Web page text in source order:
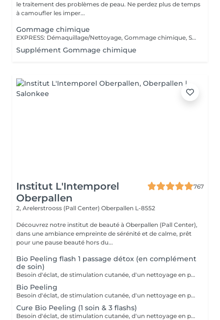
le traitement des problèmes de peau. Ne perdez plus de temps
à camoufler les imper...
Gommage chimique
EXPRESS: Démaquillage/Nettoyage, Gommage chimique, Sérum, Masque, Crème de jour BASIC: Démaquillage/Nettoyage, Gommage chimique, Sérum, Masque, Modelage du visage et décolleté, Crème de jour.
Supplément Gommage chimique
Institut L'Intemporel
Oberpallen
767
2, Arelerstrooss (Pall Center) Oberpallen L-8552
Découvrez notre institut de beauté à Oberpallen (Pall Center),
dans une ambiance empreinte de sérénité et de calme, prêt
pour une pause beauté hors du...
Bio Peeling flash 1 passage détox (en complément
de soin)
Besoin d'éclat, de stimulation cutanée, d'un nettoyage en profondeur? Avec l'action combinée d'acides hyaluroniques, lactiques et salicyliques, additionnés de planctons marins et de camphre, ce soin coche toutes les cases d'un soin cabine PROFESSIONNEL. A tester .
Bio Peeling
Besoin d'éclat, de stimulation cutanée, d'un nettoyage en profondeur? Avec l'action combinée d'acides hyaluroniques, lactiques et salicyliques, additionnés de planctons marins et de camphre, ce soin coche toutes les cases d'un soin cabine PROFESSIONNEL. A tester .
Cure Bio Peeling (1 soin & 3 flashs)
Besoin d'éclat, de stimulation cutanée, d'un nettoyage en profondeur? Avec l'action combinée d'acides hyaluroniques, lactiques et salicyliques additionnés de planctons marins et de camphre, ce soin coche toutes les cases d'un soin cabine PROFESSIONNEL. A tester . En cure sur 4 à 6 semaines.